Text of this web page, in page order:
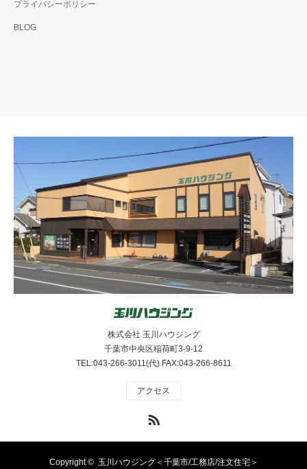
プライバシーポリシー
BLOG
株式会社 玉川ハウジング
千葉市中央区稲荷町3-9-12
TEL:043-266-3011(代) FAX:043-266-8611
アクセス
Copyright © 玉川ハウジング＜千葉市/工務店/注文住宅＞